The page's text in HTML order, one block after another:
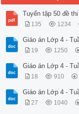
Tuyển tập 50 đề
135 1234
Giáo án Lớp 4 -
19 1250
Giáo án Lớp 4 -
18 910
Giáo án Lớp 4 -
27 1040